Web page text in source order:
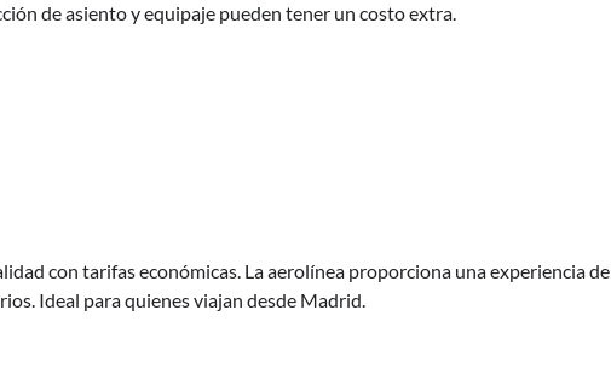
de asiento y equipaje pueden tener un costo extra.
con tarifas económicas. La aerolínea proporciona una experiencia de
Ideal para quienes viajan desde Madrid.